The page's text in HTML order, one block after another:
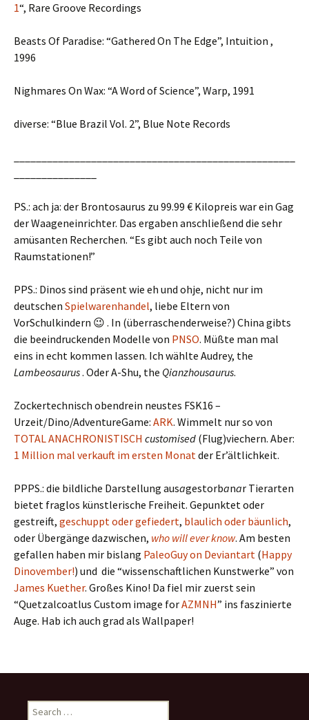
1“, Rare Groove Recordings
Beasts Of Paradise: “Gathered On The Edge”, Intuition ,
1996
Nighmares On Wax: “A Word of Science”, Warp, 1991
diverse: “Blue Brazil Vol. 2”, Blue Note Records
PS.: ach ja: der Brontosaurus zu 99.99 € Kilopreis war ein Gag
der Waageneinrichter. Das ergaben anschließend die sehr
amüsanten Recherchen. “Es gibt auch noch Teile von
Raumstationen!”
PPS.: Dinos sind präsent wie eh und ohje, nicht nur im
deutschen Spielwarenhandel, liebe Eltern von
VorSchulkindern 😉 . In (überraschenderweise?) China gibts
die beeindruckenden Modelle von PNSO. Müßte man mal
eins in echt kommen lassen. Ich wählte Audrey, the
Lambeosaurus. Oder A-Shu, the Qianzhousaurus.
Zockertechnisch obendrein neustes FSK16 –
Urzeit/Dino/AdventureGame: ARK. Wimmelt nur so von
TOTAL ANACHRONISTISCH customised (Flug)viechern. Aber:
1 Million mal verkauft im ersten Monatder Er’ältlichkeit.
PPPS.: die bildliche Darstellung ausagestorbanar Tierarten
bietet fraglos künstlerische Freiheit. Gepunktet oder
gestreift, geschuppt oder gefiedert, blaulich oder bäunlich,
oder Übergänge dazwischen, who will ever know. Am besten
gefallen haben mir bislang PaleoGuy on Deviantart (Happy
Dinovember!) und die “wissenschaftlichen Kunstwerke” von
James Kuether. Großes Kino! Da fiel mir zuerst sein
“Quetzalcoatlus Custom image forAZMNH” ins faszinierte
Auge. Hab ich auch grad als Wallpaper!
Search